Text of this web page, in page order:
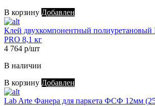
В корзину Добавлен
Клей двухкомпонентный полиуретановый
PRO 8,1 кг
4 764 р/шт
В наличии
В корзину Добавлен
Lab Arte Фанера для паркета ФСФ 12мм